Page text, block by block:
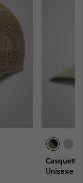
Unisexe